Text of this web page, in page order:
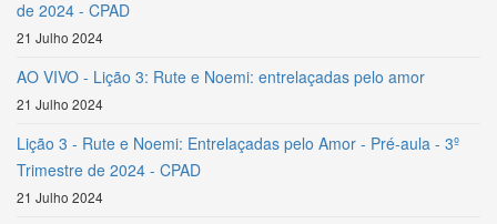
de 2024 - CPAD
21 Julho 2024
AO VIVO - Lição 3: Rute e Noemi: entrelaçadas pelo amor
21 Julho 2024
Lição 3 - Rute e Noemi: Entrelaçadas pelo Amor - Pré-aula - 3º
Trimestre de 2024 - CPAD
21 Julho 2024